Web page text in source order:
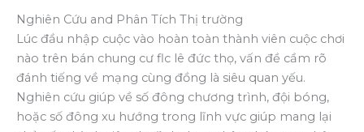
Nghiên Cứu and Phân Tích Thị trường
Lúc đầu nhập cuộc vào hoàn toàn thành viên cuộc chơi
nào trên bán chung cư flc lê đức thọ, vấn đề cầm rõ
đánh tiếng về mạng cùng đồng là siêu quan yếu.
Nghiên cứu giúp về số đông chương trình, đội bóng,
hoặc số đông xu hướng trong lĩnh vực giúp mang lại